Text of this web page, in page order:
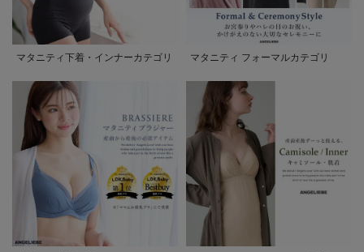
マタニティ下着・インナーカテゴリ マタニティ フォーマルカテゴリ